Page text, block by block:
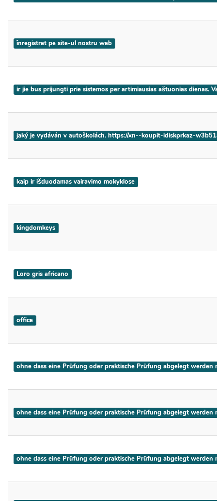
înregistrat pe site-ul nostru web
ir jie bus prijungti prie sistemos per artimiausias aštuonias dienas.
jaký je vydáván v autoškolách. https://xn--koupit-idiskprkaz-
kaip ir išduodamas vairavimo mokyklose
kingdomkeys
Loro gris africano
office
ohne dass eine Prüfung oder praktische Prüfung abgelegt werden
ohne dass eine Prüfung oder praktische Prüfung abgelegt werden
ohne dass eine Prüfung oder praktische Prüfung abgelegt werden